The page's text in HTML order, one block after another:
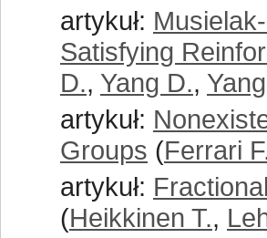
artykuł:
Satisfying
D., Yang D.,
artykuł:
Groups (Ferrari
artykuł:
(Heikkinen T.,